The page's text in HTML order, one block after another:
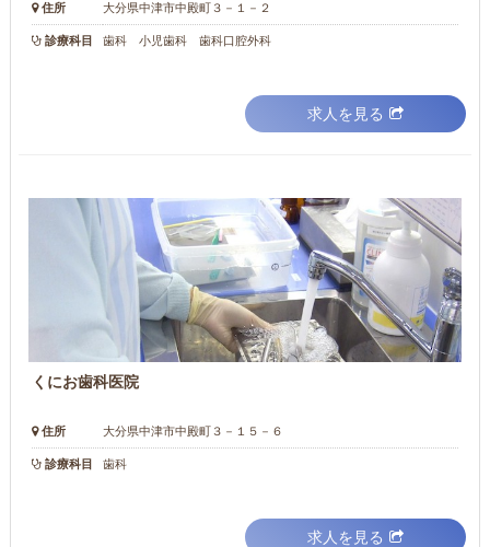
住所 大分県中津市中殿町３－１－２
診療科目 歯科 小児歯科 歯科口腔外科
求人を見る
くにお歯科医院
住所 大分県中津市中殿町３－１５－６
診療科目 歯科
求人を見る